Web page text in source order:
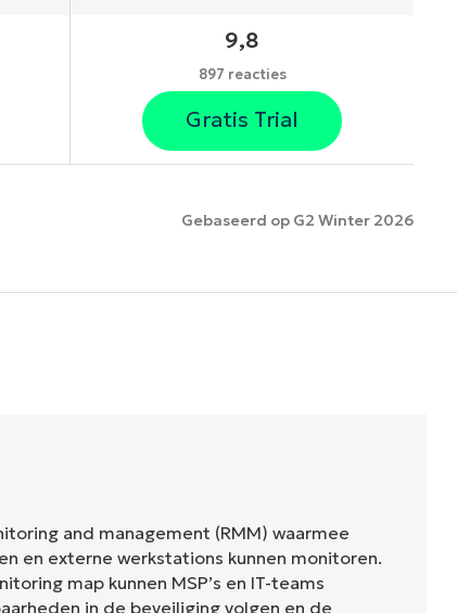
9,8
897 reacties
Gratis Trial
Gebaseerd op G2 Winter 2026
and management (RMM) waarmee
en externe werkstations kunnen monitoren.
map kunnen MSP’s en IT-teams
in de beveiliging volgen en de